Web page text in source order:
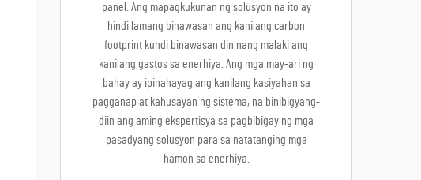
panel. Ang mapagkukunan ng solusyon na ito ay
hindi lamang binawasan ang kanilang carbon
footprint kundi binawasan din nang malaki ang
kanilang gastos sa enerhiya. Ang mga may-ari ng
bahay ay ipinahayag ang kanilang kasiyahan sa
pagganap at kahusayan ng sistema, na binibigyang-
diin ang aming ekspertisya sa pagbibigay ng mga
pasadyang solusyon para sa natatanging mga
hamon sa enerhiya.